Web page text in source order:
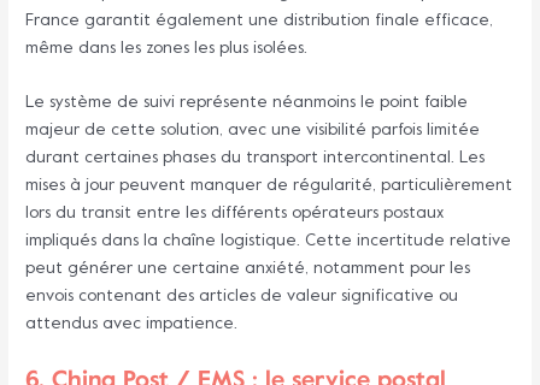
France garantit également une distribution finale efficace,
même dans les zones les plus isolées.
Le système de suivi représente néanmoins le point faible
majeur de cette solution, avec une visibilité parfois limitée
durant certaines phases du transport intercontinental. Les
mises à jour peuvent manquer de régularité, particulièrement
lors du transit entre les différents opérateurs postaux
impliqués dans la chaîne logistique. Cette incertitude relative
peut générer une certaine anxiété, notamment pour les
envois contenant des articles de valeur significative ou
attendus avec impatience.